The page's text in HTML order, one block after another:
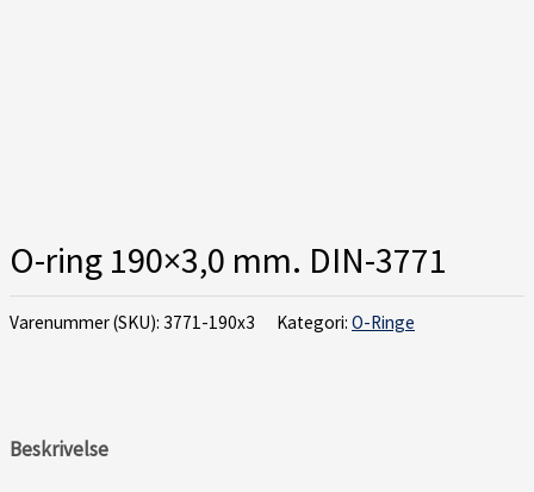
O-ring 190×3,0 mm. DIN-3771
Varenummer (SKU): 3771-190x3 Kategori: O-Ringe
Beskrivelse